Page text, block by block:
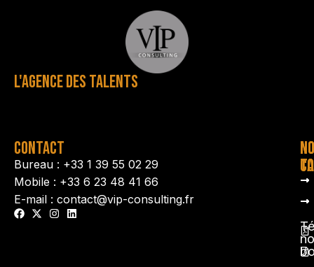
L'AGENCE DES TALENTS
CONTACT
Bureau : +33 1 39 55 02 29
Mobile : +33 6 23 48 41 66
E-mail : contact@vip-consulting.fr